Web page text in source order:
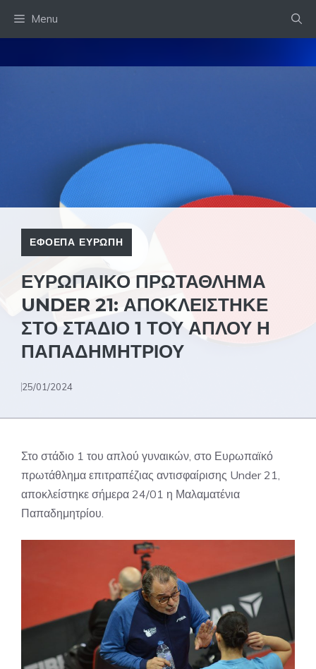
Menu
ΕΦΟΕΠΑ ΕΥΡΩΠΗ
ΕΥΡΩΠΑΙΚΟ ΠΡΩΤΑΘΛΗΜΑ
UNDER 21: ΑΠΟΚΛΕΙΣΤΗΚΕ
ΣΤΟ ΣΤΑΔΙΟ 1 ΤΟΥ ΑΠΛΟΥ Η
ΠΑΠΑΔΗΜΗΤΡΙΟΥ
25/01/2024
Στο στάδιο 1 του απλού γυναικών, στο Ευρωπαϊκό
πρωτάθλημα επιτραπέζιας αντισφαίρισης Under 21,
αποκλείστηκε σήμερα 24/01 η Μαλαματένια
Παπαδημητρίου.